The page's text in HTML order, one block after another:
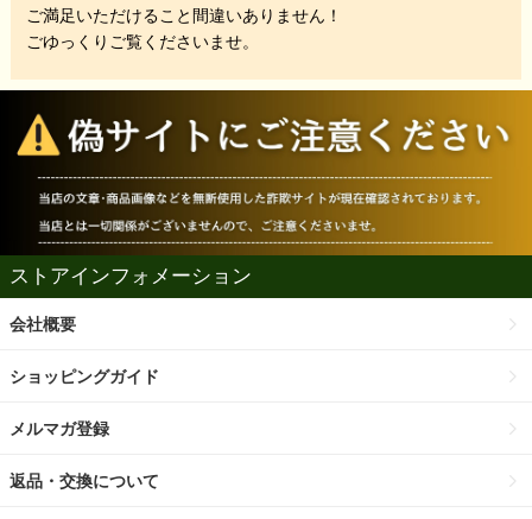
ご満足いただけること間違いありません！
ごゆっくりご覧くださいませ。
ストアインフォメーション
会社概要
ショッピングガイド
メルマガ登録
返品・交換について